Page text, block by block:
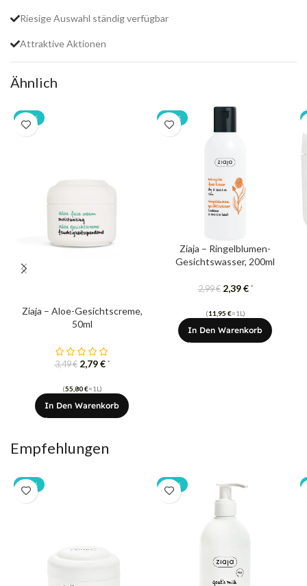
Riesige Auswahl ständig verfügbar
Attraktive Aktionen
Ähnlich
-20%
Ziaja – Aloe-Gesichtscreme,
50ml
3,49€ 2,79€ *
(55,80€=1L)
In Den Warenkorb
-20%
Ziaja – Ringelblumen-
Gesichtswasser, 200ml
2,99€ 2,39€ *
(11,95 €=1L)
In Den Warenkorb
Empfehlungen
-20% -20%